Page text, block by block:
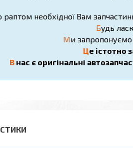
необхідної Вам
Будь
Ми
Це істотно
Внас є оригінальні